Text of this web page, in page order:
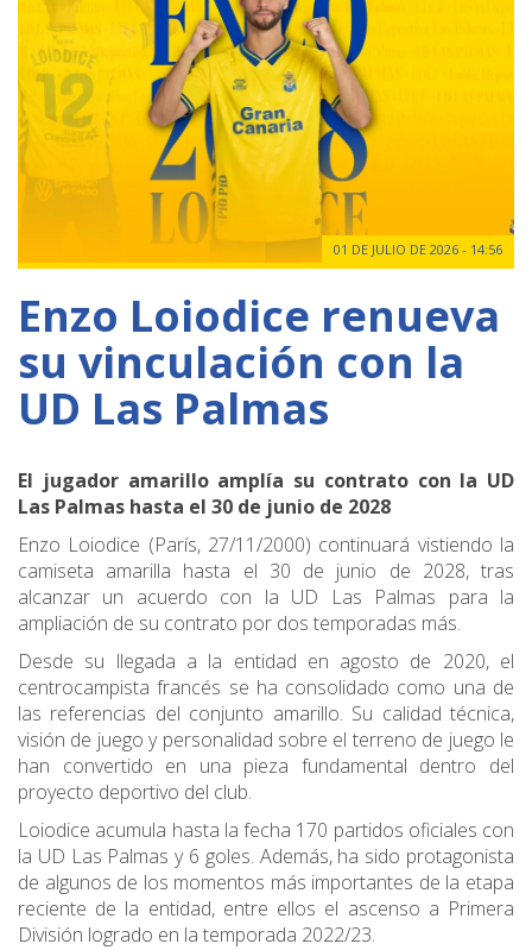
01 DE JULIO DE 2026 - 14:56
Enzo Loiodice renueva
su vinculación con la
UD Las Palmas
El jugador amarillo amplía su contrato con la UD
Las Palmas hasta el 30 de junio de 2028
Enzo Loiodice (París, 27/11/2000) continuará vistiendo la
camiseta amarilla hasta el 30 de junio de 2028, tras
alcanzar un acuerdo con la UD Las Palmas para la
ampliación de su contrato por dos temporadas más.
Desde su llegada a la entidad en agosto de 2020, el
centrocampista francés se ha consolidado como una de
las referencias del conjunto amarillo. Su calidad técnica,
visión de juego y personalidad sobre el terreno de juego le
han convertido en una pieza fundamental dentro del
proyecto deportivo del club.
Loiodice acumula hasta la fecha 170 partidos oficiales con
la UD Las Palmas y 6 goles. Además, ha sido protagonista
de algunos de los momentos más importantes de la etapa
reciente de la entidad, entre ellos el ascenso a Primera
División logrado en la temporada 2022/23.